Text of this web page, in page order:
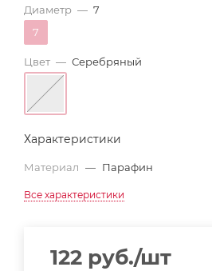
Диаметр — 7
7
Цвет — Серебряный
Характеристики
Материал — Парафин
Все характеристики
122 руб./шт